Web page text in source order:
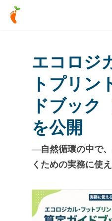
Skip
エコロジ
トプリン
ドブック
を公開
―自然循環の中で
くための実務に使